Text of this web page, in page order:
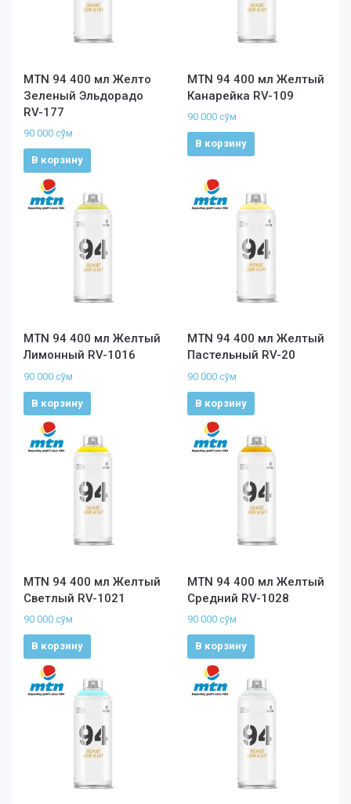
MTN 94 400 мл Желто
Зеленый Эльдорадо
RV-177
90 000 сўм
В корзину
MTN 94 400 мл Желтый
Канарейка RV-109
90 000 сўм
В корзину
MTN 94 400 мл Желтый
Лимонный RV-1016
90 000 сўм
В корзину
MTN 94 400 мл Желтый
Пастельный RV-20
90 000 сўм
В корзину
MTN 94 400 мл Желтый
Светлый RV-1021
90 000 сўм
В корзину
MTN 94 400 мл Желтый
Средний RV-1028
90 000 сўм
В корзину